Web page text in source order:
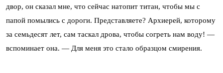
двор, он сказал мне, что сейчас натопит титан, чтобы мы с
папой помылись с дороги. Представляете? Архиерей, которому
за семьдесят лет, сам таскал дрова, чтобы согреть нам воду! —
вспоминает она. — Для меня это стало образцом смирения.